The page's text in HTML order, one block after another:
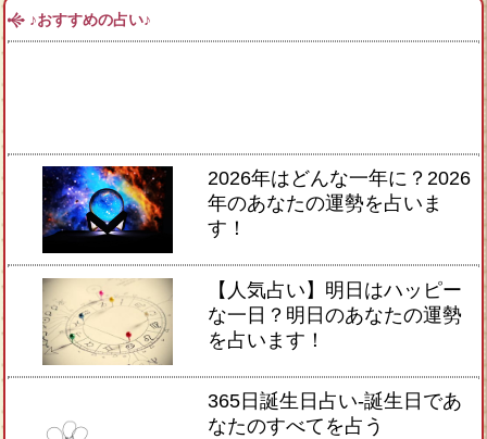
♪おすすめの占い♪
2026年はどんな一年に？2026
年のあなたの運勢を占いま
す！
【人気占い】明日はハッピー
な一日？明日のあなたの運勢
を占います！
365日誕生日占い-誕生日であ
なたのすべてを占う